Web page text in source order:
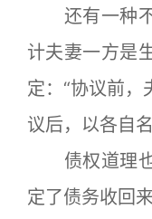
还有一种不
计夫妻一方是
定：“协议前，
议后，以各自
债权道理也
定了债务收回